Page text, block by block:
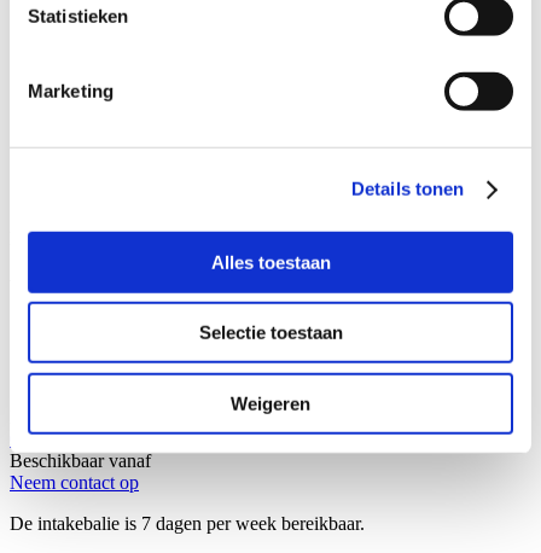
Statistieken
Marketing
Details tonen
Alles toestaan
Selectie toestaan
Weigeren
Specialisatieverenigingen
ADR.MED®
Filters:
Wij helpen u graag!
Stap 1: Bel of mail onze juristen van de intakebalie
Stap 3: Kies de beste oplossing voor uw situatie
088 - 629 00 40
Beschikbaar vanaf
Neem contact op
De intakebalie is 7 dagen per week bereikbaar.